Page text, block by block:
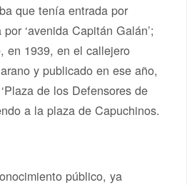
que tenía entrada por
‘avenida Capitán Galán’;
en 1939, en el callejero
y publicado en ese año,
de los Defensores de
a la plaza de Capuchinos.
público, ya